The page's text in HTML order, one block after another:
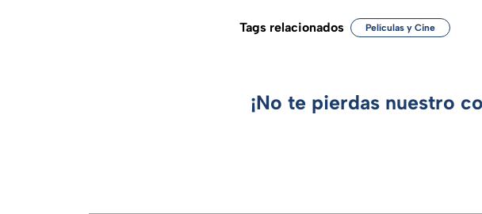
Tags relacionados Películas y Cine
¡No te pierdas nuestro